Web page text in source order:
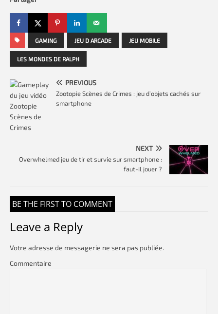
GAMING JEU D ARCADE JEU MOBILE
LES MONDES DE RALPH
PREVIOUS
Zootopie Scènes de Crimes : jeu d’objets cachés sur
smartphone
NEXT
Overwhelmed jeu de tir et survie sur smartphone :
faut-il jouer ?
BE THE FIRST TO COMMENT
Leave a Reply
Votre adresse de messagerie ne sera pas publiée.
Commentaire